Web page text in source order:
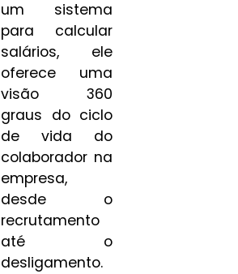
um sistema
para calcular
salários, ele
oferece uma
visão 360
graus do ciclo
de vida do
colaborador na
empresa,
desde o
recrutamento
até o
desligamento.